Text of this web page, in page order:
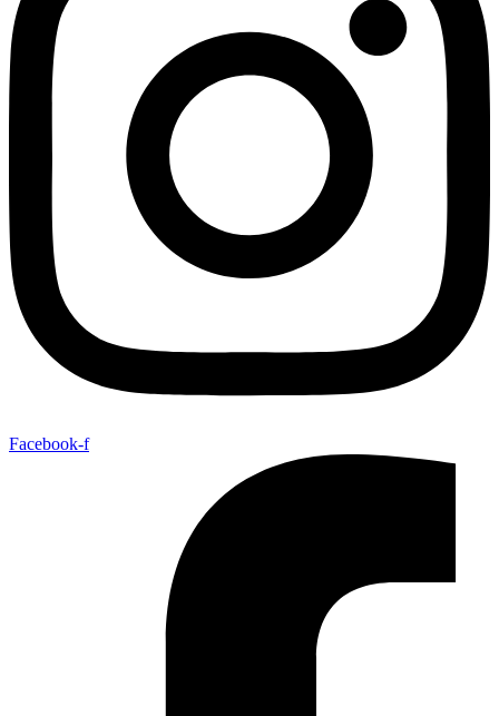
Facebook-f